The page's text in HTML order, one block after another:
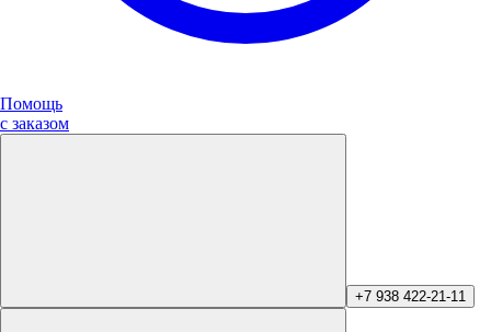
Помощь
с заказом
+7 938 422-21-11